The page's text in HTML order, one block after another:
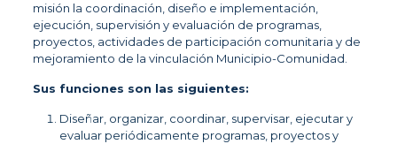
misión la coordinación, diseño e implementación,
ejecución, supervisión y evaluación de programas,
proyectos, actividades de participación comunitaria y de
mejoramiento de la vinculación Municipio-Comunidad.
Sus funciones son las siguientes:
Diseñar, organizar, coordinar, supervisar, ejecutar y
evaluar periódicamente programas, proyectos y